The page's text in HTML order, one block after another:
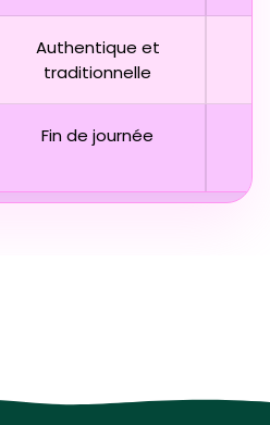
Authentique et
traditionnelle
Fin de journée